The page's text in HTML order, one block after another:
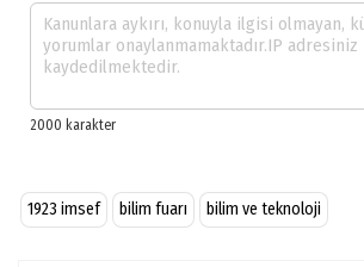
1923 imsef bilim fuarı bilim ve teknoloji